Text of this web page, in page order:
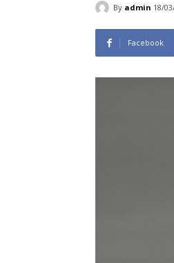
By admin 18/
Facebook